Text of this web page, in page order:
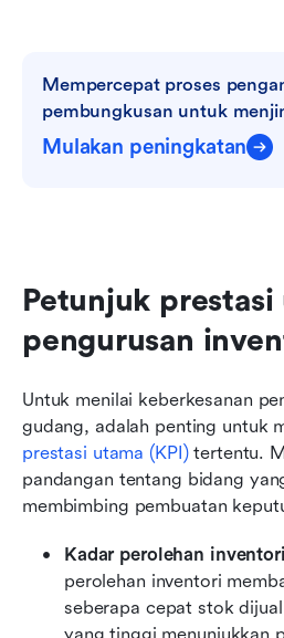
Mempercepat proses
pembungkusan untuk
Mulakan peningkatan
Petunjuk
pengurusan
Untuk menilai keberkesanan
gudang, adalah penting untuk
prestasi utama (KPI) tertentu.
pandangan tentang bidang
membimbing pembuatan
Kadar perolehan
perolehan inventori
seberapa cepat stok
yang tinggi menunjukkan